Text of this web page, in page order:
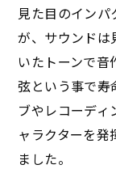
見た目のイン
が、サウンド
いたトーンで音
弦という事で寿
ブやレコーデ
ャラクターを発
ました。